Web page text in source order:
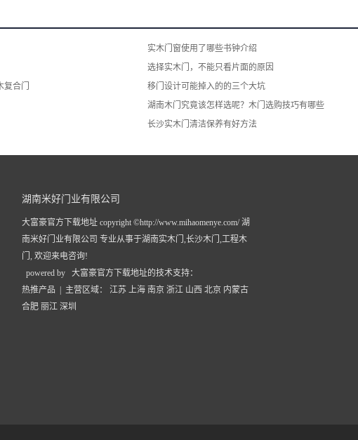
实木门窗使用了哪些书钟介绍
选择实木门，不能只看片面的原因
合门
移门设计可能掉入的的三个大坑
湖南木门究竟该怎样选呢？木门选购技巧有哪些
长沙实木门清洁保养有好方法
湖南米好门业有限公司
大富豪官方下载地址 copyright ©http://www.mihaomenye.com/ 湖
南米好门业有限公司 专业从事于湖南实木门 ,长沙木门 ,工程木
门 , 欢迎来电咨询!
powered by 大富豪官方下载地址的技术支持：
热推产品 | 主营区域： 江苏 上海 南京 浙江 山西 北京 内蒙古
合肥 丽江 深圳